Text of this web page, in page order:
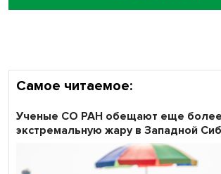
Самое читаемое:
Ученые СО РАН обещают еще более
экстремальную жару в Западной